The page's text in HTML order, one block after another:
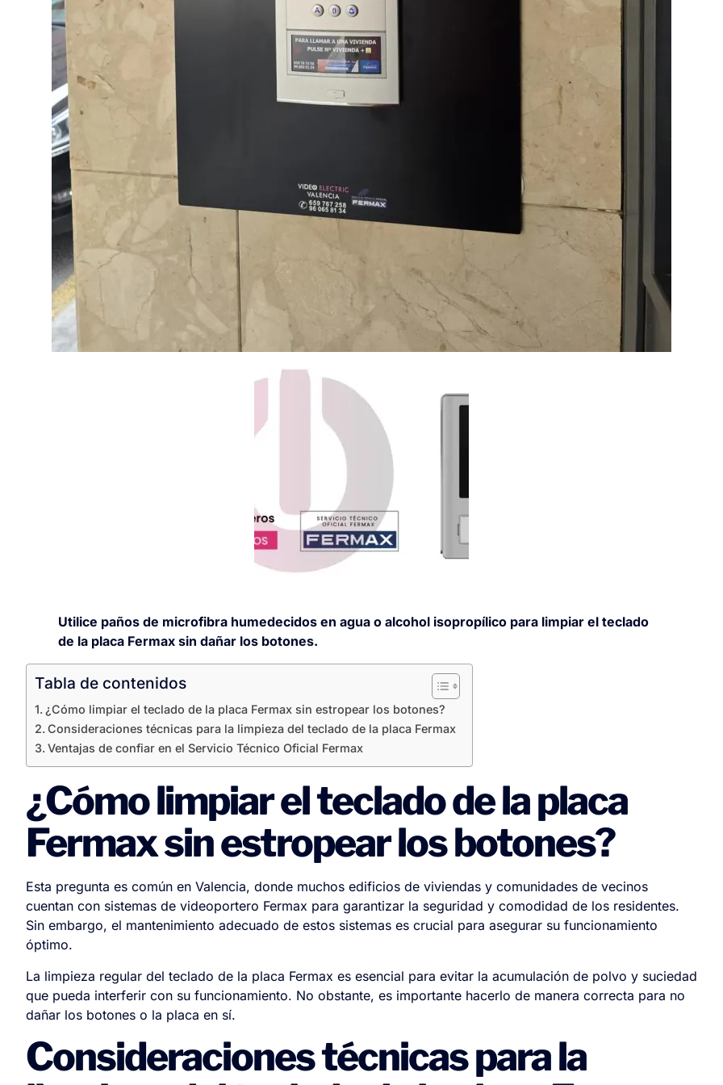
Utilice paños de microfibra humedecidos en agua o alcohol isopropílico para limpiar el teclado
de la placa Fermax sin dañar los botones.
Tabla de contenidos
¿Cómo limpiar el teclado de la placa Fermax sin estropear los botones?
Consideraciones técnicas para la limpieza del teclado de la placa Fermax
Ventajas de confiar en el Servicio Técnico Oficial Fermax
¿Cómo limpiar el teclado de la placa
Fermax sin estropear los botones?
Esta pregunta es común en Valencia, donde muchos edificios de viviendas y comunidades de vecinos
cuentan con sistemas de videoportero Fermax para garantizar la seguridad y comodidad de los residentes.
Sin embargo, el mantenimiento adecuado de estos sistemas es crucial para asegurar su funcionamiento
óptimo.
La limpieza regular del teclado de la placa Fermax es esencial para evitar la acumulación de polvo y suciedad
que pueda interferir con su funcionamiento. No obstante, es importante hacerlo de manera correcta para no
dañar los botones o la placa en sí.
Consideraciones técnicas para la